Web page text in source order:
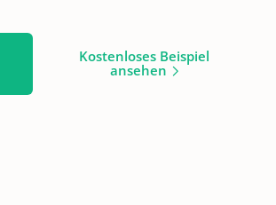
Kostenloses Beispiel
ansehen